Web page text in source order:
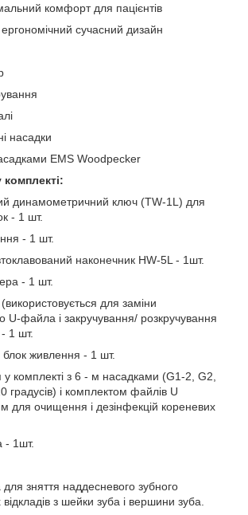
комфорт для пацієнтів
ергономічний сучасний дизайн
насадки
EMS Woodpecker
динамометричний ключ (TW-1L) для
- 1 шт.
- 1 шт.
наконечник HW-5L - 1шт.
- 1 шт.
для заміни
U-файла і закручування/ розкручування
1 шт.
блок живлення - 1 шт.
комплекті з 6 - м насадками (G1-2, G2,
градусів) і комплектом файлів U
для очищення і дезінфекцій кореневих
- 1шт.
зняття наддесневого зубного
з шейки зуба і вершини зуба.